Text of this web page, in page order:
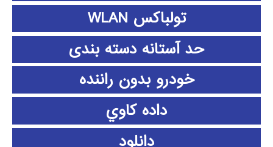
تولباکس WLAN
حد آستانه دسته بندی
خودرو بدون راننده
داده كاوي
دانلود